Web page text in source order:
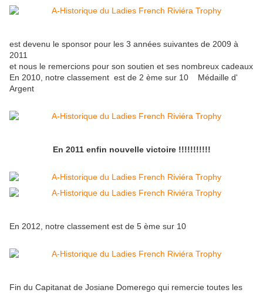
est devenu le sponsor pour les 3 années suivantes de 2009 à
2011
et nous le remercions pour son soutien et ses nombreux cadeaux
En 2010, notre classement est de 2 ème sur 10 Médaille d'
Argent
En 2011 enfin nouvelle victoire !!!!!!!!!!!
En 2012, notre classement est de 5 ème sur 10
Fin du Capitanat de Josiane Domerego qui remercie toutes les